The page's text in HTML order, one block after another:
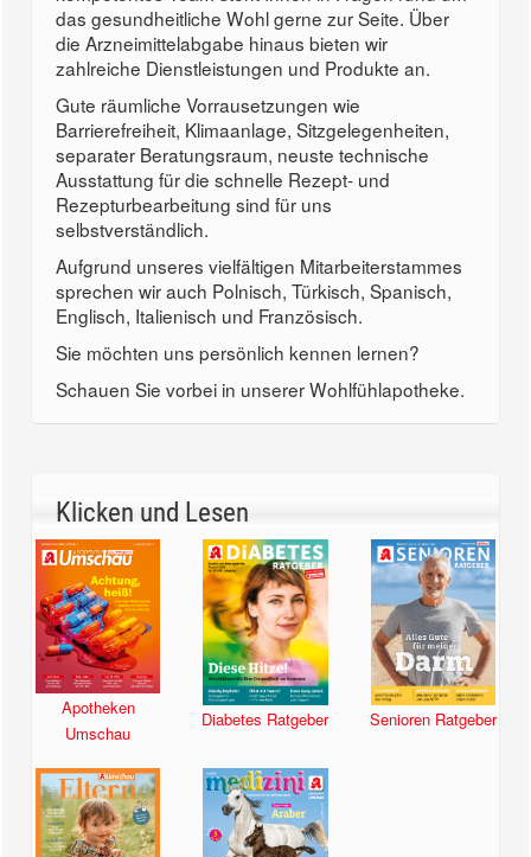
das gesundheitliche Wohl gerne zur Seite. Über
die Arzneimittelabgabe hinaus bieten wir
zahlreiche Dienstleistungen und Produkte an.
Gute räumliche Vorrausetzungen wie
Barrierefreiheit, Klimaanlage, Sitzgelegenheiten,
separater Beratungsraum, neuste technische
Ausstattung für die schnelle Rezept- und
Rezepturbearbeitung sind für uns
selbstverständlich.
Aufgrund unseres vielfältigen Mitarbeiterstammes
sprechen wir auch Polnisch, Türkisch, Spanisch,
Englisch, Italienisch und Französisch.
Sie möchten uns persönlich kennen lernen?
Schauen Sie vorbei in unserer Wohlfühlapotheke.
Klicken und Lesen
Apotheken
Umschau
Diabetes Ratgeber Senioren Ratgeber